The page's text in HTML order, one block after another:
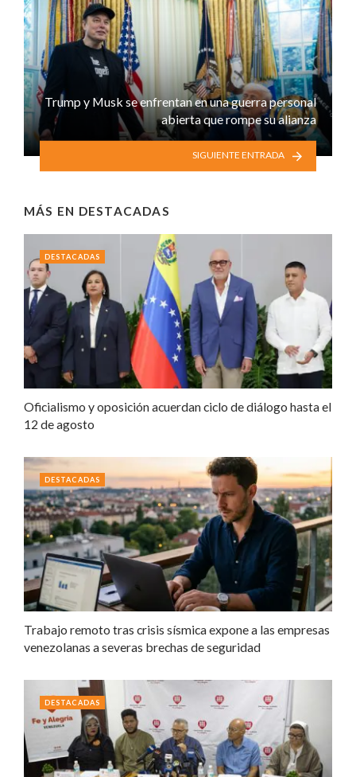
Trump y Musk se enfrentan en una guerra personal
abierta que rompe su alianza
SIGUIENTE ENTRADA
MÁS EN DESTACADAS
Oficialismo y oposición acuerdan ciclo de diálogo hasta el
12 de agosto
DESTACADAS
Trabajo remoto tras crisis sísmica expone a las empresas
venezolanas a severas brechas de seguridad
DESTACADAS
DESTACADAS